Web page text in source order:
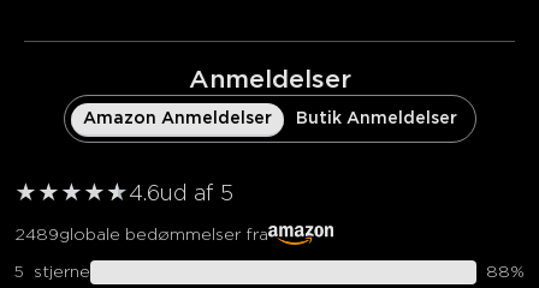
Anmeldelser
Amazon Anmeldelser Butik Anmeldelser
★ ★ ★ ★ ★
★4.6ud af 5
2489globale bedømmelser fra
5 stjerne 88%